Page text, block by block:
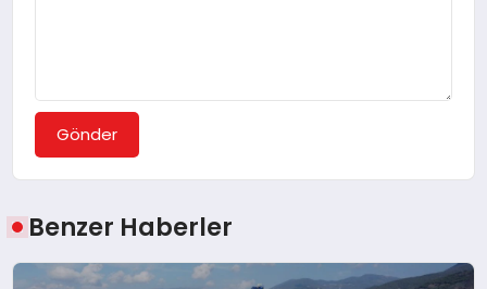
Gönder
Benzer Haberler